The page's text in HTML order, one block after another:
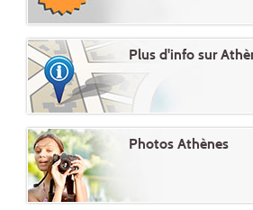
Plus d'info sur
Photos Athènes